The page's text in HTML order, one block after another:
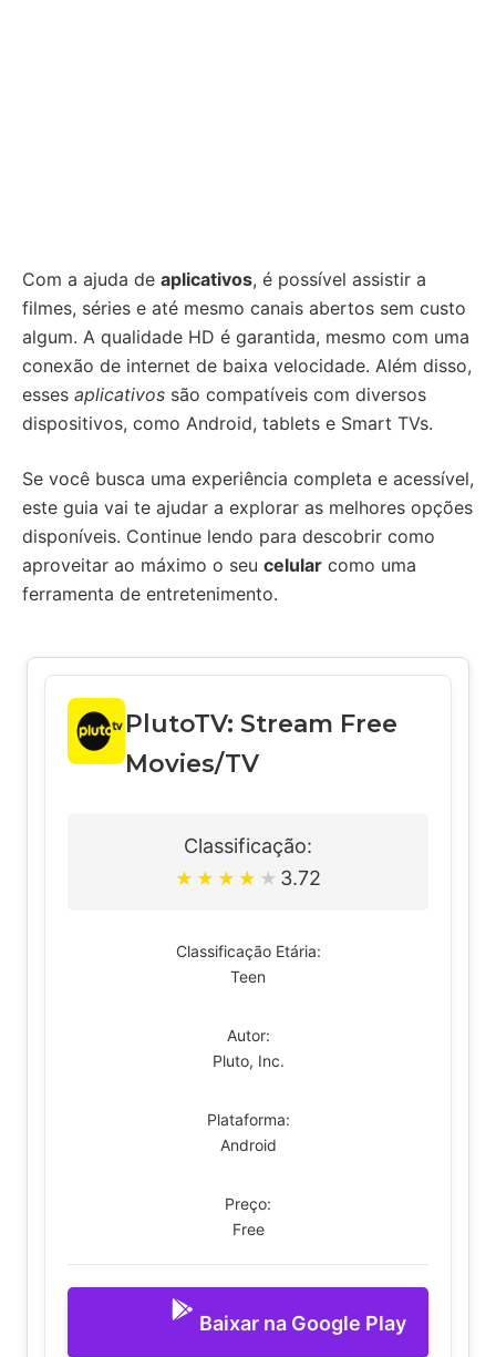
Com a ajuda de aplicativos, é possível assistir a
filmes, séries e até mesmo canais abertos sem custo
algum. A qualidade HD é garantida, mesmo com uma
conexão de internet de baixa velocidade. Além disso,
esses aplicativos são compatíveis com diversos
dispositivos, como Android, tablets e Smart TVs.
Se você busca uma experiência completa e acessível,
este guia vai te ajudar a explorar as melhores opções
disponíveis. Continue lendo para descobrir como
aproveitar ao máximo o seu celular como uma
ferramenta de entretenimento.
PlutoTV: Stream Free
Movies/TV
Classificação:
★ ★ ★ ★ ★ 3.72
Classificação Etária:
Teen
Autor:
Pluto, Inc.
Plataforma:
Android
Preço:
Free
Baixar na Google Play